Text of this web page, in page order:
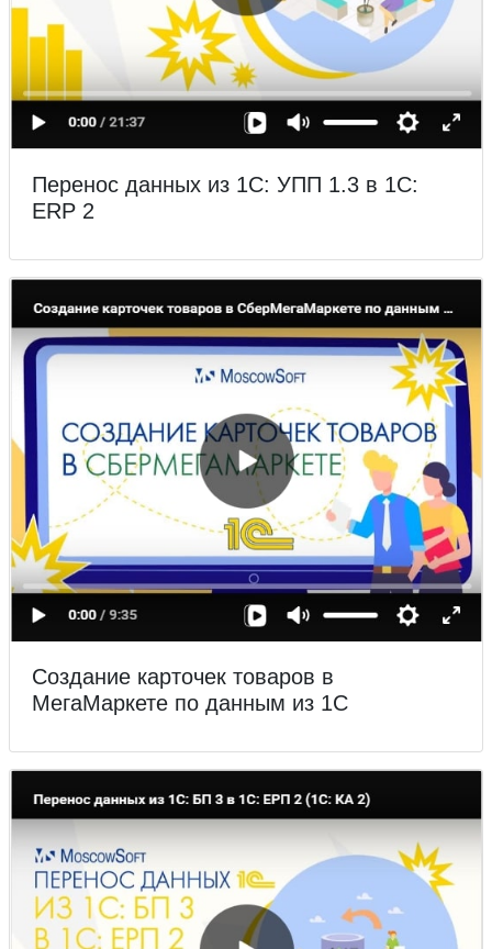
Перенос данных из 1С: УПП 1.3 в 1С:
ERP 2
Создание карточек товаров в
МегаМаркете по данным из 1С